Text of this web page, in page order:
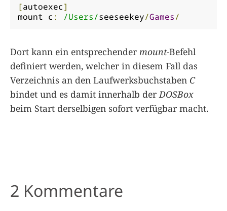
[autoexec]
mount c : /Users/seeseekey/Games/
Dort kann ein entsprechender mount-Befehl
definiert werden, welcher in diesem Fall das
Verzeichnis an den Laufwerksbuchstaben C
bindet und es damit innerhalb der DOSBox
beim Start derselbigen sofort verfügbar macht.
2 Kommentare